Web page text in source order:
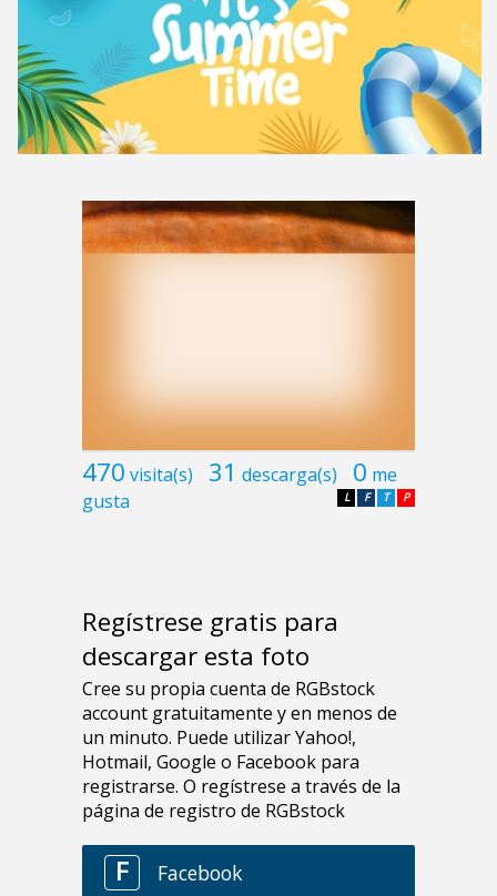
470 visita(s) 31 descarga(s) 0 me
gusta
P
T
F
L
Regístrese gratis para
descargar esta foto